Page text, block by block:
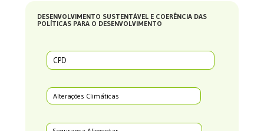
DESENVOLVIMENTO SUSTENTÁVEL E COERÊNCIA DAS
POLÍTICAS PARA O DESENVOLVIMENTO
CPD
Alterações Climáticas